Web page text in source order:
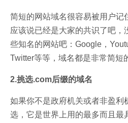
简短的网站域名很容易被用户记
应该说已经是大家的共识了吧，
些知名的网站吧：Google，
Twitter等等，域名都是非常简短
2.挑选.com后缀的域名
如果你不是政府机关或者非盈利
选，它是世界上用的最多而且最